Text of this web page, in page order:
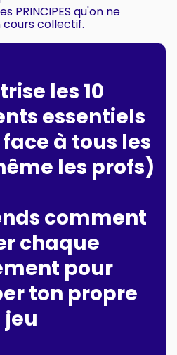
PRINCIPES qu'on ne
cours collectif.
les 10
essentiels
à tous les
les profs)
comment
chaque
pour
ton propre
jeu